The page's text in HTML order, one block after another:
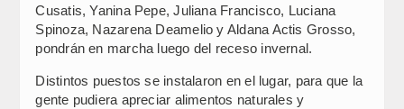
Cusatis, Yanina Pepe, Juliana Francisco, Luciana
Spinoza, Nazarena Deamelio y Aldana Actis Grosso,
pondrán en marcha luego del receso invernal.
Distintos puestos se instalaron en el lugar, para que la
gente pudiera apreciar alimentos naturales y